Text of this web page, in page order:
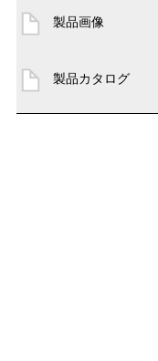
製品画像
製品カタログ